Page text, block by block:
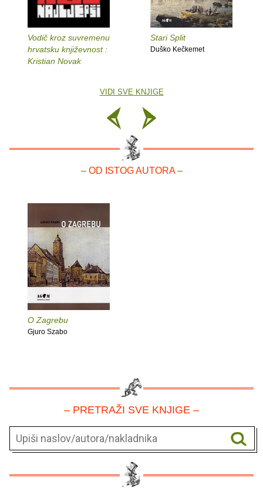
Vodič kroz suvremenu
hrvatsku književnost :
Kristian Novak
Stari Split
Duško Kečkemet
VIDI SVE KNJIGE
– OD ISTOG AUTORA –
O Zagrebu
Gjuro Szabo
– PRETRAŽI SVE KNJIGE –